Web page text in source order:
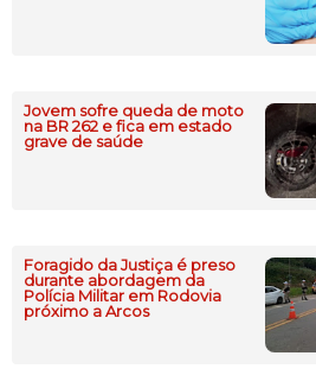
Jovem sofre queda de moto
na BR 262 e fica em estado
grave de saúde
Foragido da Justiça é preso
durante abordagem da
Polícia Militar em Rodovia
próximo a Arcos